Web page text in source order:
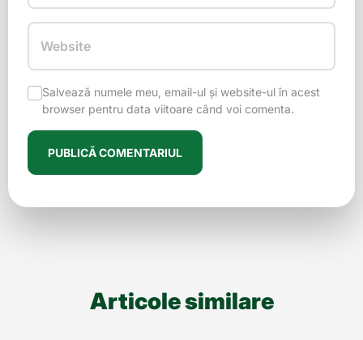
Website
Salvează numele meu, email-ul și website-ul în acest
browser pentru data viitoare când voi comenta.
Articole similare